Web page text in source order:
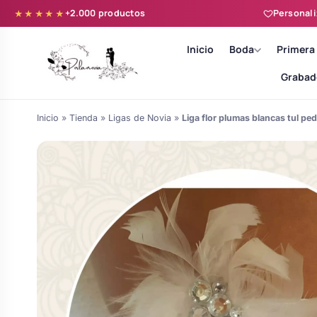
★★★★★+2.000 productos
Inicio Boda
personalizadas
de boda
Árboles de Huellas para Primera
Comunión
Batas de comunión personalizadas
para niña
Inicio » Tienda » Ligas de Novia » Liga flor plumas blancas tul